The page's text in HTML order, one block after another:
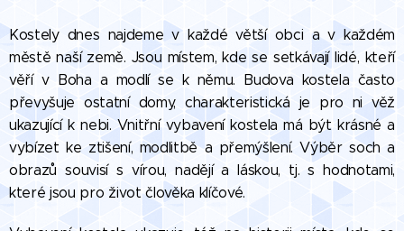
Kostely dnes najdeme v každé větší obci a v každém
městě naší země. Jsou místem, kde se setkávají lidé, kteří
věří v Boha a modlí se k němu. Budova kostela často
převyšuje ostatní domy, charakteristická je pro ni věž
ukazující k nebi. Vnitřní vybavení kostela má být krásné a
vybízet ke ztišení, modlitbě a přemýšlení. Výběr soch a
obrazů souvisí s vírou, nadějí a láskou, tj. s hodnotami,
které jsou pro život člověka klíčové.